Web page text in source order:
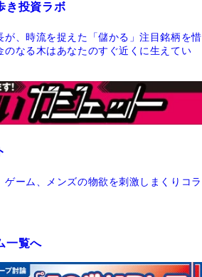
き投資ラボ
が、時流を捉えた「儲かる」注目銘柄を惜
のなる木はあなたのすぐ近くに生えてい
ゲーム、メンズの物欲を刺激しまくりコラ
一覧へ